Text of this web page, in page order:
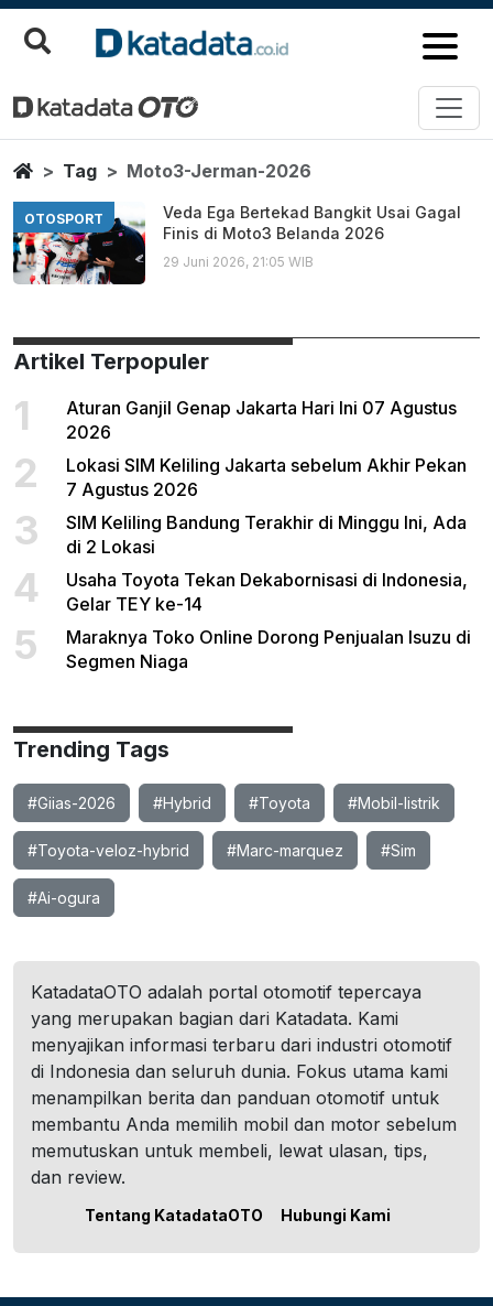
Moto3 Jerman 2026
Berita Terbaru
HomeTag Moto3-Jerman-2026
OTOSPORT
Veda Ega Bertekad Bangkit Usai Gagal
Finis di Moto3 Belanda 2026
29 Juni 2026, 21:05 WIB
Artikel Terpopuler
1
Aturan Ganjil Genap Jakarta Hari Ini 07 Agustus
2026
2
Lokasi SIM Keliling Jakarta sebelum Akhir Pekan
7 Agustus 2026
3
SIM Keliling Bandung Terakhir di Minggu Ini, Ada
di 2 Lokasi
4
Usaha Toyota Tekan Dekabornisasi di Indonesia,
Gelar TEY ke-14
5
Maraknya Toko Online Dorong Penjualan Isuzu di
Segmen Niaga
Trending Tags
#Giias-2026 #Hybrid #Toyota #Mobil-listrik
#Toyota-veloz-hybrid #Marc-marquez #Sim
#Ai-ogura
KatadataOTO adalah portal otomotif tepercaya
yang merupakan bagian dari Katadata. Kami
menyajikan informasi terbaru dari industri otomotif
di Indonesia dan seluruh dunia. Fokus utama kami
menampilkan berita dan panduan otomotif untuk
membantu Anda memilih mobil dan motor sebelum
memutuskan untuk membeli, lewat ulasan, tips,
dan review.
Tentang KatadataOTO Hubungi Kami